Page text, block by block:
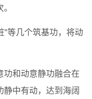
”等几个筑基功，将动
功和动意静功融合在
中有动，达到海阔